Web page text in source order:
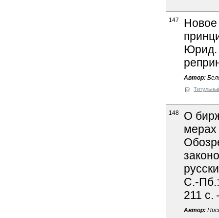
147
Новое
Юрид.
Автор:
148
О
мерах
С.-
211 с.
Автор: